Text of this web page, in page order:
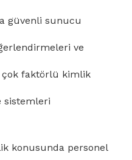
güvenli sunucu
ve
çok faktörlü kimlik
sistemleri
konusunda personel